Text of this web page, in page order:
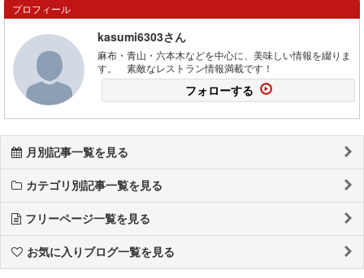
プロフィール
kasumi6303さん
麻布・青山・六本木などを中心に、美味しい情報を綴りま
す。 素敵なレストラン情報満載です！
フォローする
月別記事一覧を見る
カテゴリ別記事一覧を見る
フリーページ一覧を見る
お気に入りブログ一覧を見る